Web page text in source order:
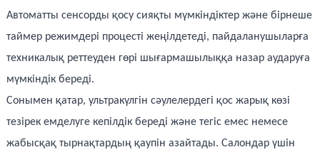
Автоматты сенсорды қосу сияқты мүмкіндіктер және бірнеше
таймер режимдері процесті жеңілдетеді, пайдаланушыларға
техникалық реттеуден гөрі шығармашылыққа назар аударуға
мүмкіндік береді.
Сонымен қатар, ультракүлгін сәулелердегі қос жарық көзі
тезірек емделуге кепілдік береді және тегіс емес немесе
жабысқақ тырнақтардың қаупін азайтады. Салондар үшін